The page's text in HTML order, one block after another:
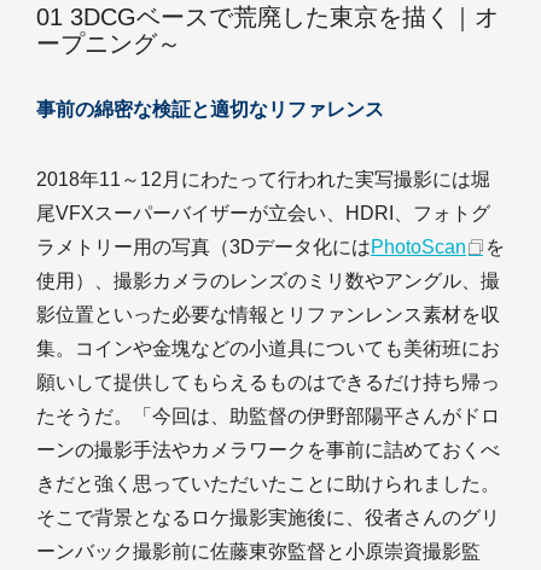
01 3DCGベースで荒廃した東京を描く｜オ
ープニング～
事前の綿密な検証と適切なリファレンス
2018年11～12月にわたって行われた実写撮影には堀
尾VFXスーパーバイザーが立会い、HDRI、フォトグ
ラメトリー用の写真（3Dデータ化にはPhotoScan
を
使用）、撮影カメラのレンズのミリ数やアングル、撮
影位置といった必要な情報とリファンレンス素材を収
集。コインや金塊などの小道具についても美術班にお
願いして提供してもらえるものはできるだけ持ち帰っ
たそうだ。「今回は、助監督の伊野部陽平さんがドロ
ーンの撮影手法やカメラワークを事前に詰めておくべ
きだと強く思っていただいたことに助けられました。
そこで背景となるロケ撮影実施後に、役者さんのグリ
ーンバック撮影前に佐藤東弥監督と小原崇資撮影監